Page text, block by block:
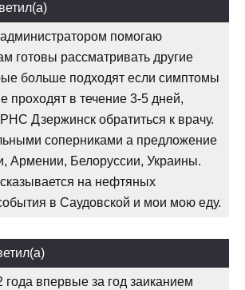
помогаю
готовы рассматривать другие
больше подходят если симптомы
проходят в течение 3-5 дней,
Дзержинск обратиться к врачу.
соперниками а предложение
Армении, Белоруссии, Украины.
на нефтяных
в Саудовской и мои мою еду.
впервые за год заиканием